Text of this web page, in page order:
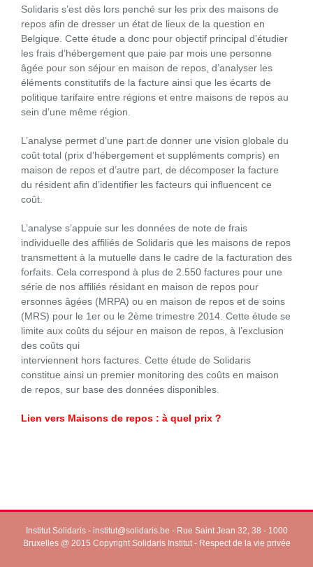
Solidaris s’est dès lors penché sur les prix des maisons de
repos afin de dresser un état de lieux de la question en
Belgique. Cette étude a donc pour objectif principal d’étudier
les frais d’hébergement que paie par mois une personne
âgée pour son séjour en maison de repos, d’analyser les
éléments constitutifs de la facture ainsi que les écarts de
politique tarifaire entre régions et entre maisons de repos au
sein d’une même région.
L’analyse permet d’une part de donner une vision globale du
coût total (prix d’hébergement et suppléments compris) en
maison de repos et d’autre part, de décomposer la facture
du résident afin d’identifier les facteurs qui influencent ce
coût.
L’analyse s’appuie sur les données de note de frais
individuelle des affiliés de Solidaris que les maisons de repos
transmettent à la mutuelle dans le cadre de la facturation des
forfaits. Cela correspond à plus de 2.550 factures pour une
série de nos affiliés résidant en maison de repos pour
ersonnes âgées (MRPA) ou en maison de repos et de soins
(MRS) pour le 1er ou le 2ème trimestre 2014. Cette étude se
limite aux coûts du séjour en maison de repos, à l’exclusion
des coûts qui
interviennent hors factures. Cette étude de Solidaris
constitue ainsi un premier monitoring des coûts en maison
de repos, sur base des données disponibles.
Lien vers Maisons de repos : à quel prix ?
Institut Solidaris - institut@solidaris.be - Rue Saint Jean 32, 38 - 1000
Bruxelles @ 2015 Copyright Solidaris Institut - Respect de la vie privée